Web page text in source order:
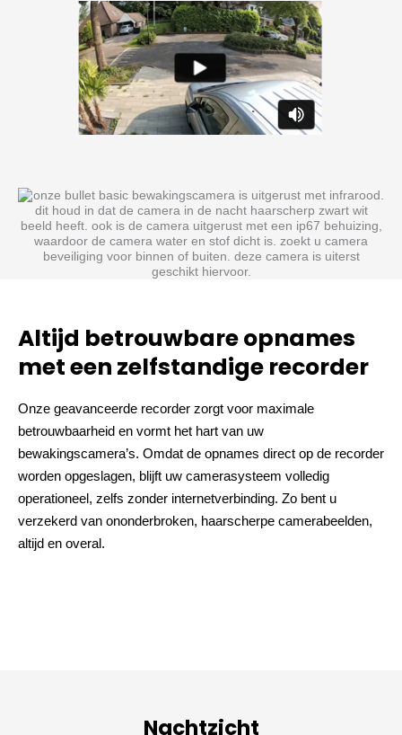
Altijd betrouwbare opnames
met een zelfstandige recorder
Onze geavanceerde recorder zorgt voor maximale
betrouwbaarheid en vormt het hart van uw
bewakingscamera’s. Omdat de opnames direct op de recorder
worden opgeslagen, blijft uw camerasysteem volledig
operationeel, zelfs zonder internetverbinding. Zo bent u
verzekerd van ononderbroken, haarscherpe camerabeelden,
altijd en overal.
Nachtzicht